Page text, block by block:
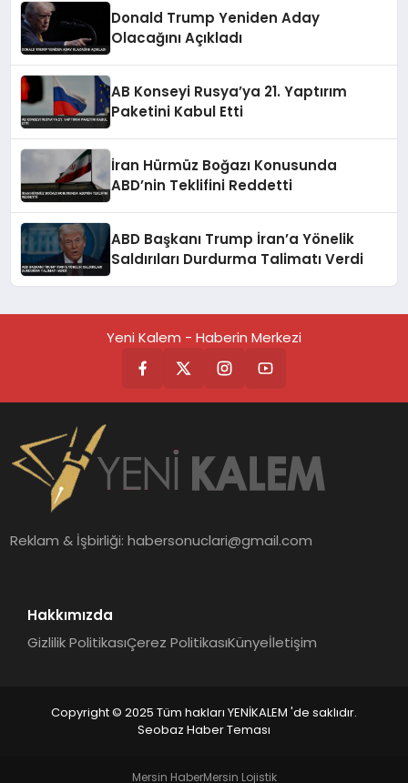
Donald Trump Yeniden Aday
Olacağını Açıkladı
AB Konseyi Rusya’ya 21. Yaptırım
Paketini Kabul Etti
İran Hürmüz Boğazı Konusunda
ABD’nin Teklifini Reddetti
ABD Başkanı Trump İran’a Yönelik
Saldırıları Durdurma Talimatı Verdi
Yeni Kalem - Haberin Merkezi
Reklam & İşbirliği:habersonuclari@gmail.com
Hakkımızda
Gizlilik PolitikasıÇerez PolitikasıKünyeİletişim
Copyright © 2025 Tüm hakları YENİKALEM 'de saklıdır.
Seobaz Haber Teması
Mersin HaberMersin Lojistik